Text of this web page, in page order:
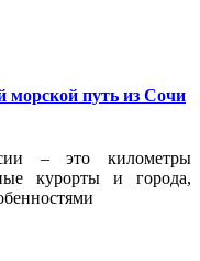
путь из Сочи
– это километры
курорты и города,